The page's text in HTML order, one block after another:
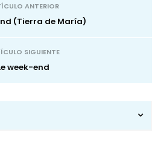
ANTERIOR
(Tierra de María)
SIGUIENTE
week-end